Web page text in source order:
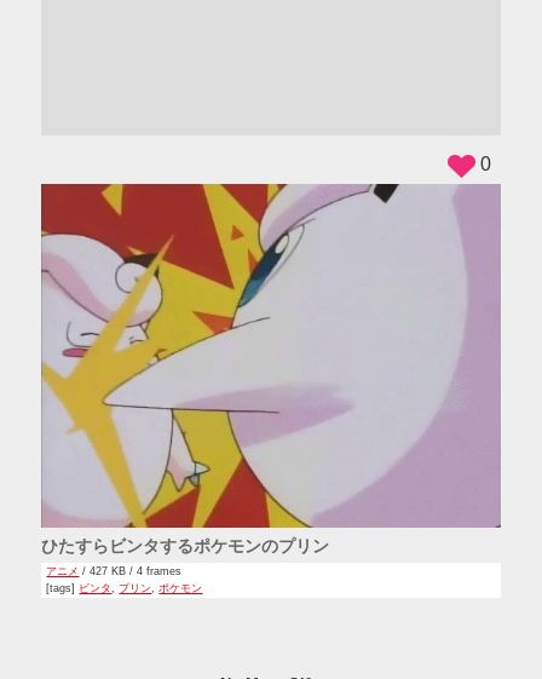
ひたすらビンタするポケモンのプリン
アニメ / 427 KB / 4 frames
[tags] ビンタ,プリン,ポケモン
0